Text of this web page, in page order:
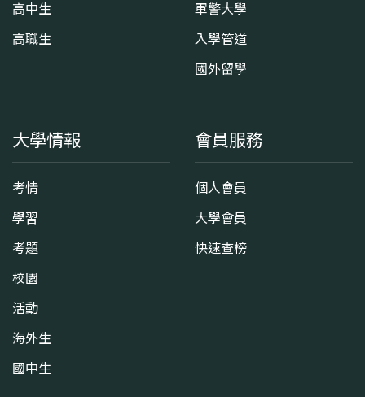
高中生
高職生
軍警大學
入學管道
國外留學
大學情報
考情
學習
考題
校園
活動
海外生
國中生
會員服務
個人會員
大學會員
快速查榜